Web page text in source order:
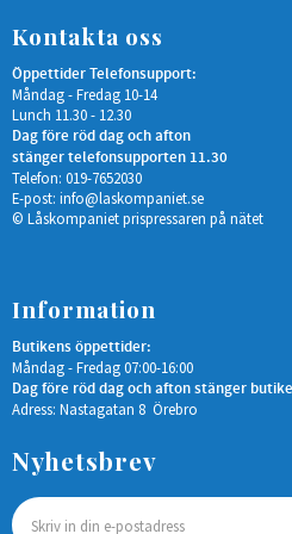
elektriskt via
passersystem, kodlås
eller liknande, och blir
låsta eller upplåsta
beroende på slutbleckets
inställning. Förinställt är
att båda vridfallen är i
rättvänd funktion. </li>
<li>Med kolvkontakt i
båda vridfallen.
Passersystemet känner
med hjälp av
<h5>Certifikat</h5> <ul>
<li>Durability: Grade X
<li>Corrosion: Grade M
enligt SS-EN 14846. </li>
<li>Security: Grade 3
enligt SS-EN 14846. </li>
<li>Security electrical
enligt SS-EN 14846. </li>
<li>Certifierad i
brandteknisk klass
14846:2008. </li></ul>
Kontakta oss
Öppettider Telefonsupport:
Måndag - Fredag 10-14
Lunch 11.30 - 12.30
Dag före röd dag och afton
stänger telefonsupporten 11.30
Telefon: 019-7652030
E-post: info@laskompaniet.se
© Låskompaniet prispressaren på nätet
Information
Butikens öppettider:
Måndag - Fredag 07:00-16:00
Dag före röd dag och afton stänger
Adress: Nastagatan 8 Örebro
Nyhetsbrev